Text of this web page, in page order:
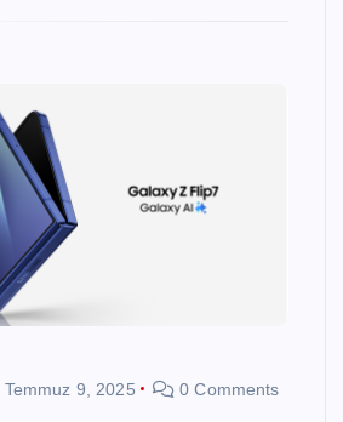
Temmuz 9, 2025 0 Comments